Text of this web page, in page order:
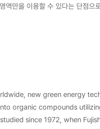
만을 이용할 수 있다는 단점으
PV-PEC system을 이용하
new green energy
organic compounds
since 1972, when